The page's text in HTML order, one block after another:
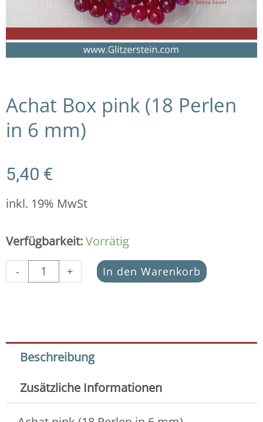
Achat Box pink (18 Perlen
in 6 mm)
5,40 €
inkl. 19% MwSt
Verfügbarkeit:Vorrätig
-
Achat
pink
(18
mm)
Menge
+ In den Warenkorb
Beschreibung
Zusätzliche Informationen